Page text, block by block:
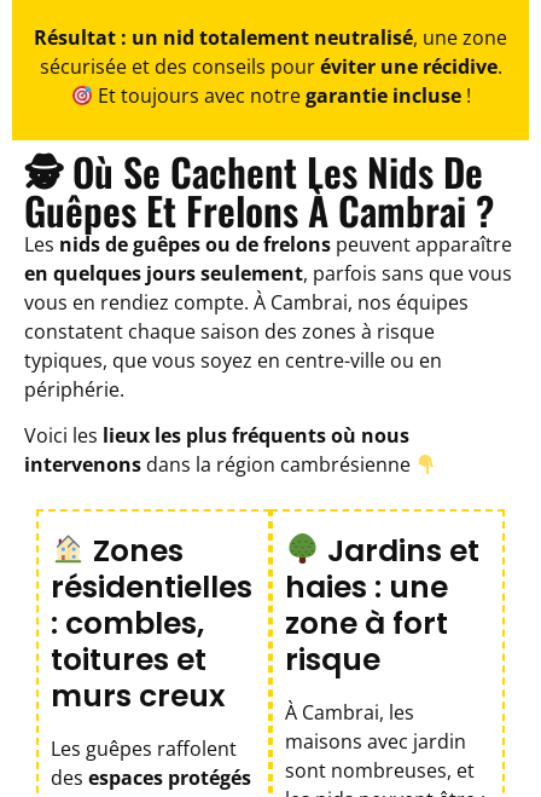
Résultat : un nid totalement neutralisé, une zone
sécurisée et des conseils pouréviter une récidive.
Et toujours avec notregarantie incluse!
🕵️ Où Se Cachent Les Nids De
Guêpes Et Frelons À Cambrai ?
Les nids de guêpes ou de frelons peuvent apparaître
en quelques jours seulement, parfois sans que vous
vous en rendiez compte. À Cambrai, nos équipes
constatent chaque saison des zones à risque
typiques, que vous soyez en centre-ville ou en
périphérie.
Voici les lieux les plus fréquents où nous
intervenons dans la région cambrésienne
Zones
résidentielles
: combles,
toitures et
murs creux
Les guêpes raffolent
des espaces protégés
Jardins et
haies : une
zone à fort
risque
À Cambrai, les
maisons avec jardin
sont nombreuses, et